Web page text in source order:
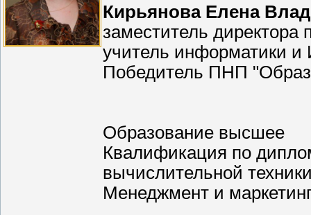
Кирьянова Елена
заместитель
учитель информатики
Победитель ПНП
Образование высшее
Квалификация по
вычислительной
Менеджмент и